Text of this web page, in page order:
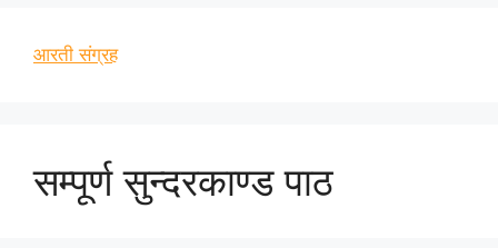
आरती संग्रह
सम्पूर्ण सुन्दरकाण्ड पाठ